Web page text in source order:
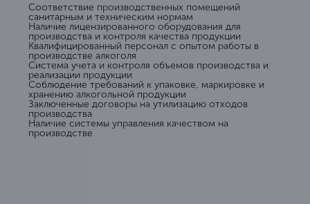
Соответствие производственных помещений
санитарным и техническим нормам
Наличие лицензированного оборудования для
производства и контроля качества продукции
Квалифицированный персонал с опытом работы в
производстве алкоголя
Система учета и контроля объемов производства и
реализации продукции
Соблюдение требований к упаковке, маркировке и
хранению алкогольной продукции
Заключенные договоры на утилизацию отходов
производства
Наличие системы управления качеством на
производстве